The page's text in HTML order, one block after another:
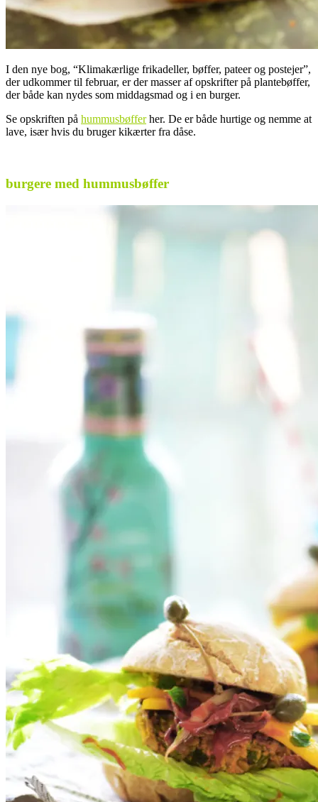
I den nye bog, “Klimakærlige frikadeller, bøffer, pateer og postejer”,
der udkommer til februar, er der masser af opskrifter på plantebøffer,
der både kan nydes som middagsmad og i en burger.
Se opskriften på hummusbøfferher. De er både hurtige og nemme at
lave, især hvis du bruger kikærter fra dåse.
burgere med hummusbøffer